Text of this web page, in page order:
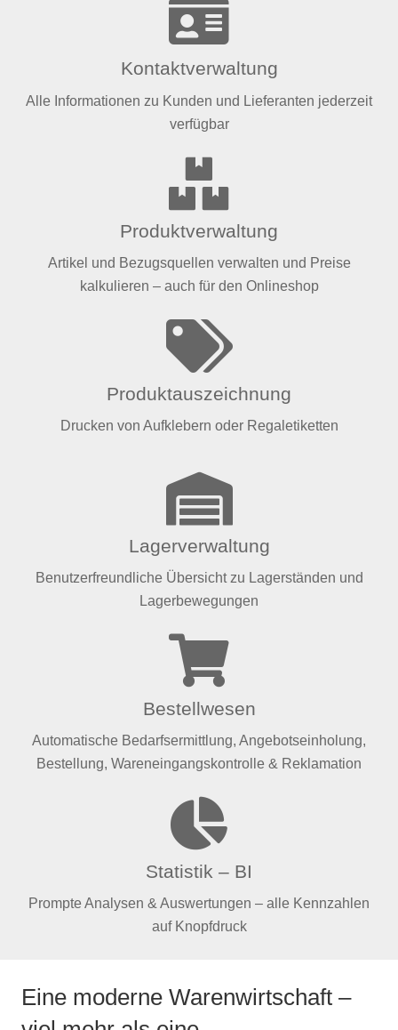
Kontaktverwaltung
Alle Informationen zu Kunden und Lieferanten jederzeit
verfügbar
Produktverwaltung
Artikel und Bezugsquellen verwalten und Preise
kalkulieren – auch für den Onlineshop
Produktauszeichnung
Drucken von Aufklebern oder Regaletiketten
Lagerverwaltung
Benutzerfreundliche Übersicht zu Lagerständen und
Lagerbewegungen
Bestellwesen
Automatische Bedarfsermittlung, Angebotseinholung,
Bestellung, Wareneingangskontrolle & Reklamation
Statistik – BI
Prompte Analysen & Auswertungen – alle Kennzahlen
auf Knopfdruck
Eine moderne Warenwirtschaft –